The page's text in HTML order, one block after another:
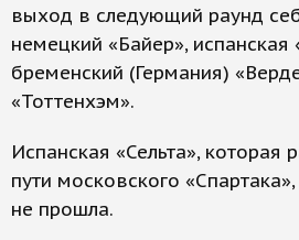
выход в следующий раунд
немецкий «Байер», испанская
бременский (Германия)
«Тоттенхэм».
Испанская «Сельта», которая
пути московского
не прошла.